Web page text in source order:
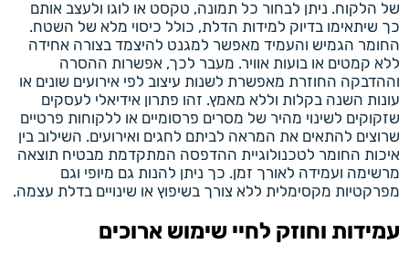
של הלקוח. ניתן לבחור כל תמונה, טקסט או לוגו ולעצב אותם
כך שיתאימו בדיוק למידות הדלת, כולל כיסוי מלא של השטח.
החומר הגמיש והעמיד מאפשר למגנט להיצמד בצורה אחידה
ללא קמטים או בועות אוויר. מעבר לכך, אפשרות ההסרה
וההדבקה החוזרת מאפשרת לשנות עיצוב לפי אירועים שונים או
עונות השנה בקלות וללא מאמץ. זהו פתרון אידיאלי לעסקים
שזקוקים לשינוי מהיר של מסרים פרסומיים או ללקוחות פרטיים
שרוצים להתאים את המראה לביתם לחגים ואירועים. השילוב בין
איכות החומר לטכנולוגיית ההדפסה המתקדמת מבטיח תוצאה
מרשימה ועמידה לאורך זמן. כך ניתן להנות גם מיופי וגם
מפרקטיות מקסימלית ללא צורך בשיפוץ או שינויים בדלת עצמה.
עמידות וחוזק לחיי שימוש ארוכים